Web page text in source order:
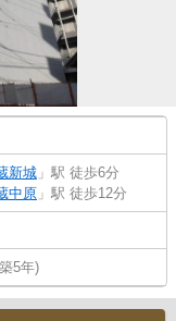
新城 」駅 徒歩6分
中原 」駅 徒歩12分
5年)